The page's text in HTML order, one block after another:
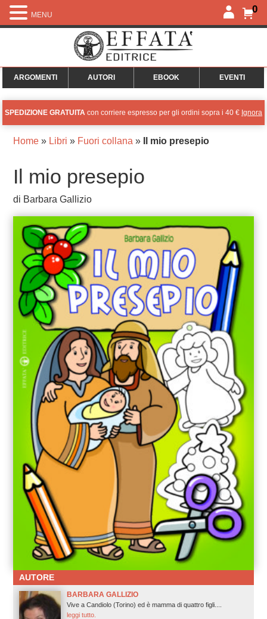
0
ARGOMENTI AUTORI EBOOK EVENTI
SPEDIZIONE GRATUITA con corriere espresso per gli ordini sopra i 40 € Ignora
Home» Libri » Fuori collana » Il mio presepio
Il mio presepio
di Barbara Gallizio
AUTORE
BARBARA GALLIZIO
Vive a Candiolo (Torino) ed è mamma di quattro figli....
leggi tutto.
MENU